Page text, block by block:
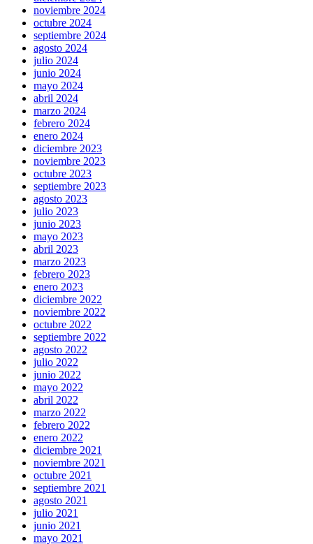
noviembre 2024
octubre 2024
septiembre 2024
agosto 2024
julio 2024
junio 2024
mayo 2024
abril 2024
marzo 2024
febrero 2024
enero 2024
diciembre 2023
noviembre 2023
octubre 2023
septiembre 2023
agosto 2023
julio 2023
junio 2023
mayo 2023
abril 2023
marzo 2023
febrero 2023
enero 2023
diciembre 2022
noviembre 2022
octubre 2022
septiembre 2022
agosto 2022
julio 2022
junio 2022
mayo 2022
abril 2022
marzo 2022
febrero 2022
enero 2022
diciembre 2021
noviembre 2021
octubre 2021
septiembre 2021
agosto 2021
julio 2021
junio 2021
mayo 2021